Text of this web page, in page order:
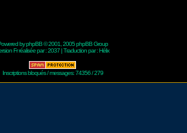
byphpBB© 2001, 2005 phpBB Group
Fr réalisée par :2037 | Traduction par :Hélix
Inscriptions bloqués / messages: 74356 / 279